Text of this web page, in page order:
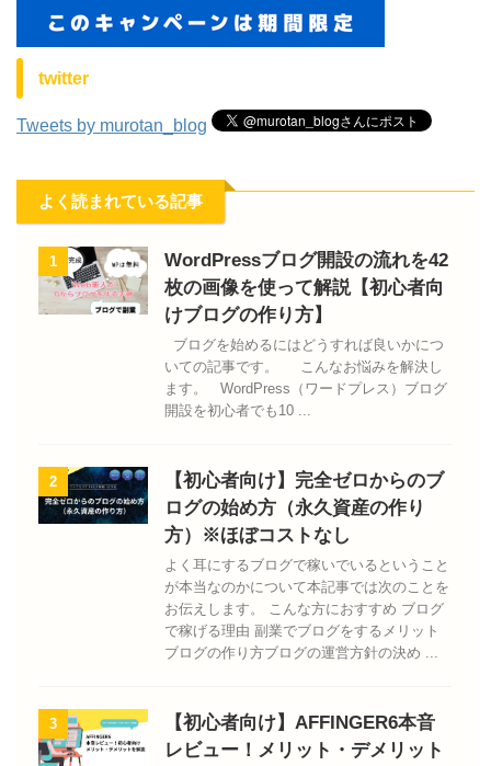
twitter
Tweets by murotan_blog
よく読まれている記事
1
WordPressブログ開設の流れを42
枚の画像を使って解説【初心者向
けブログの作り方】
ブログを始めるにはどうすれば良いかにつ
いての記事です。 こんなお悩みを解決し
ます。 WordPress（ワードプレス）ブログ
開設を初心者でも10 ...
2
【初心者向け】完全ゼロからのブ
ログの始め方（永久資産の作り
方）※ほぼコストなし
よく耳にするブログで稼いでいるということ
が本当なのかについて本記事では次のことを
お伝えします。 こんな方におすすめ ブログ
で稼げる理由 副業でブログをするメリット
ブログの作り方ブログの運営方針の決め ...
3
【初心者向け】AFFINGER6本音
レビュー！メリット・デメリット